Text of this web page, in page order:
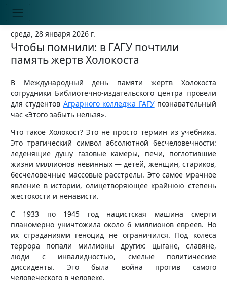
среда, 28 января 2026 г.
Чтобы помнили: в ГАГУ почтили
память жертв Холокоста
В Международный день памяти жертв Холокоста
сотрудники Библиотечно-издательского центра провели
для студентов Аграрного колледжа ГАГУпознавательный
час «Этого забыть нельзя».
Что такое Холокост? Это не просто термин из учебника.
Это трагический символ абсолютной бесчеловечности:
леденящие душу газовые камеры, печи, поглотившие
жизни миллионов невинных — детей, женщин, стариков,
бесчеловечные массовые расстрелы. Это самое мрачное
явление в истории, олицетворяющее крайнюю степень
жестокости и ненависти.
С 1933 по 1945 год нацистская машина смерти
планомерно уничтожила около 6 миллионов евреев. Но
их страданиями геноцид не ограничился. Под колеса
террора попали миллионы других: цыгане, славяне,
люди с инвалидностью, смелые политические
диссиденты. Это была война против самого
человеческого в человеке.